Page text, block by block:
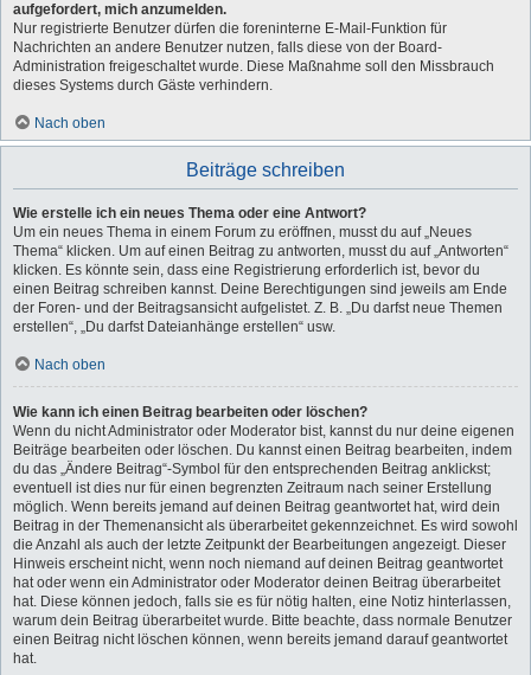
aufgefordert, mich anzumelden.
Nur registrierte Benutzer dürfen die foreninterne E-Mail-Funktion für
Nachrichten an andere Benutzer nutzen, falls diese von der Board-
Administration freigeschaltet wurde. Diese Maßnahme soll den Missbrauch
dieses Systems durch Gäste verhindern.
Nach oben
Beiträge schreiben
Wie erstelle ich ein neues Thema oder eine Antwort?
Um ein neues Thema in einem Forum zu eröffnen, musst du auf „Neues
Thema“ klicken. Um auf einen Beitrag zu antworten, musst du auf „Antworten“
klicken. Es könnte sein, dass eine Registrierung erforderlich ist, bevor du
einen Beitrag schreiben kannst. Deine Berechtigungen sind jeweils am Ende
der Foren- und der Beitragsansicht aufgelistet. Z. B. „Du darfst neue Themen
erstellen“, „Du darfst Dateianhänge erstellen“ usw.
Nach oben
Wie kann ich einen Beitrag bearbeiten oder löschen?
Wenn du nicht Administrator oder Moderator bist, kannst du nur deine eigenen
Beiträge bearbeiten oder löschen. Du kannst einen Beitrag bearbeiten, indem
du das „Ändere Beitrag“-Symbol für den entsprechenden Beitrag anklickst;
eventuell ist dies nur für einen begrenzten Zeitraum nach seiner Erstellung
möglich. Wenn bereits jemand auf deinen Beitrag geantwortet hat, wird dein
Beitrag in der Themenansicht als überarbeitet gekennzeichnet. Es wird sowohl
die Anzahl als auch der letzte Zeitpunkt der Bearbeitungen angezeigt. Dieser
Hinweis erscheint nicht, wenn noch niemand auf deinen Beitrag geantwortet
hat oder wenn ein Administrator oder Moderator deinen Beitrag überarbeitet
hat. Diese können jedoch, falls sie es für nötig halten, eine Notiz hinterlassen,
warum dein Beitrag überarbeitet wurde. Bitte beachte, dass normale Benutzer
einen Beitrag nicht löschen können, wenn bereits jemand darauf geantwortet
hat.